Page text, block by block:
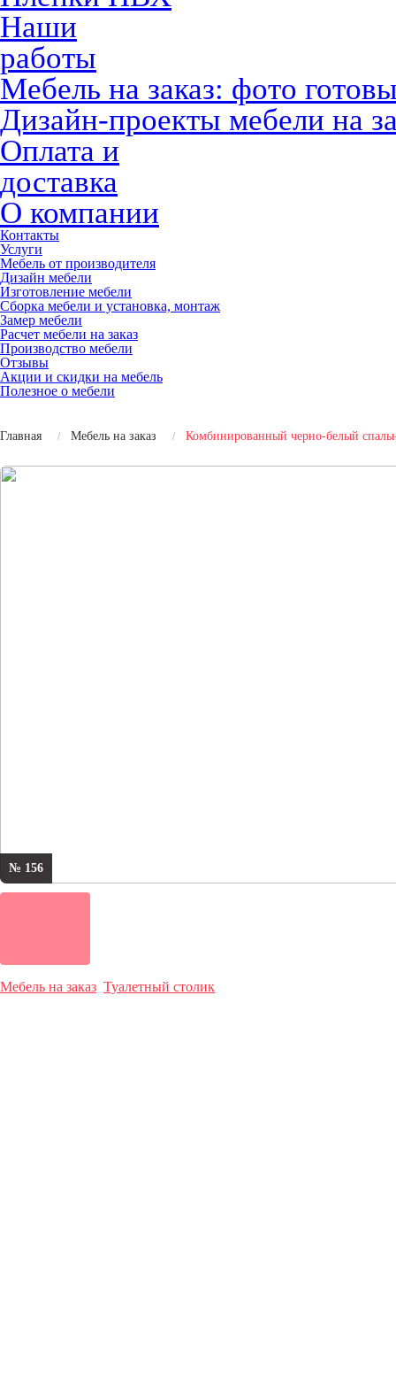
Наши
работы
Мебель на заказ: фото
Дизайн-проекты мебели на
Оплата и
доставка
О компании
Контакты
Услуги
Мебель от производителя
Дизайн мебели
Изготовление мебели
Сборка мебели и установка, монтаж
Замер мебели
Расчет мебели на заказ
Производство мебели
Отзывы
Акции и скидки на мебель
Полезное о мебели
Главная Мебель на заказ Комбинированный черно-белый
№ 156
Мебель на заказ Туалетный столик